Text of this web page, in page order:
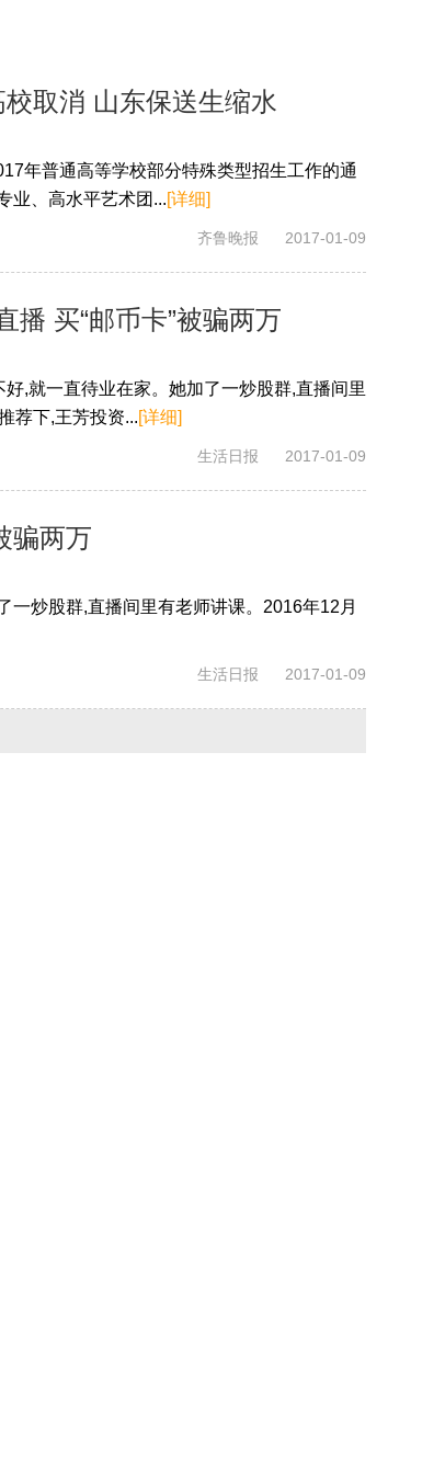
取消 山东保送生缩水
年普通高等学校部分特殊类型招生工作的通
业、高水平艺术团...[详细]
齐鲁晚报 2017-01-09
播 买“邮币卡”被骗两万
,就一直待业在家。她加了一炒股群,直播间里
荐下,王芳投资...[详细]
生活日报 2017-01-09
骗两万
一炒股群,直播间里有老师讲课。2016年12月
生活日报 2017-01-09